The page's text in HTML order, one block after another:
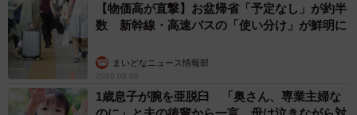
【物価高が直撃】お盆帰省「予定なし」が約半
数 新幹線・高速バスの「使い分け」が鮮明に
まいどなニュース情報部
2026.08.06
1歳息子が腕を亜脱臼 「奥さん、専業主婦な